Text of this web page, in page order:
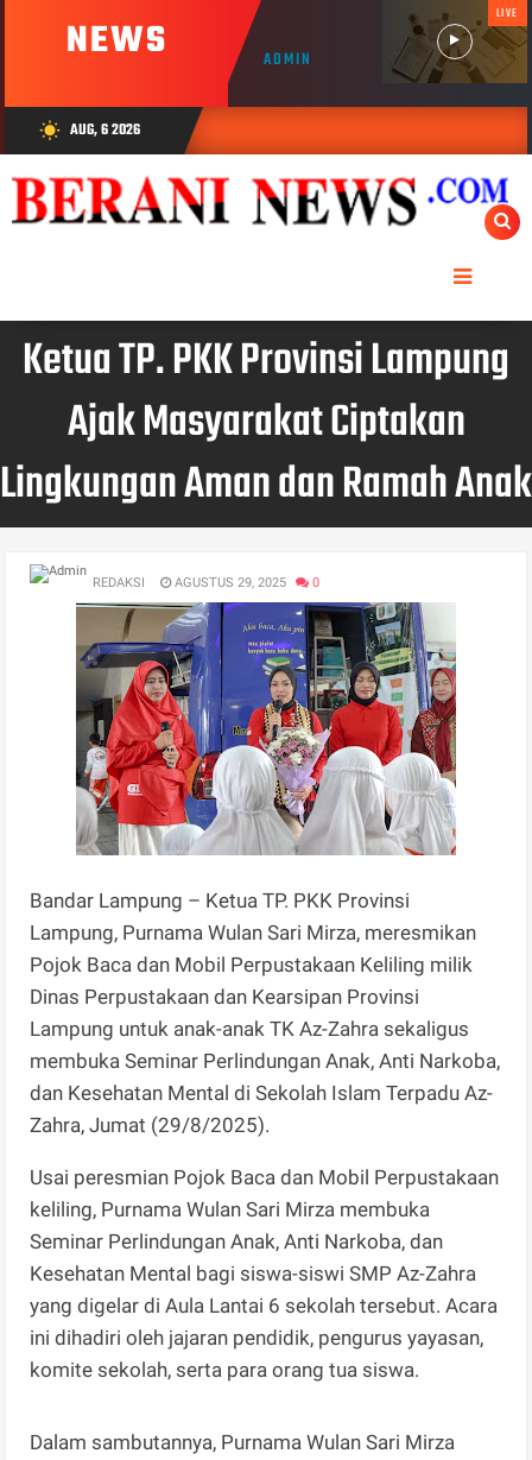
NEWS ADMIN
LIVE
wb_sunny AUG, 6 2026
Ketua TP. PKK Provinsi Lampung
Ajak Masyarakat Ciptakan
Lingkungan Aman dan Ramah Anak
REDAKSI AGUSTUS 29, 2025 0
Bandar Lampung – Ketua TP. PKK Provinsi
Lampung, Purnama Wulan Sari Mirza, meresmikan
Pojok Baca dan Mobil Perpustakaan Keliling milik
Dinas Perpustakaan dan Kearsipan Provinsi
Lampung untuk anak-anak TK Az-Zahra sekaligus
membuka Seminar Perlindungan Anak, Anti Narkoba,
dan Kesehatan Mental di Sekolah Islam Terpadu Az-
Zahra, Jumat (29/8/2025).
Usai peresmian Pojok Baca dan Mobil Perpustakaan
keliling, Purnama Wulan Sari Mirza membuka
Seminar Perlindungan Anak, Anti Narkoba, dan
Kesehatan Mental bagi siswa-siswi SMP Az-Zahra
yang digelar di Aula Lantai 6 sekolah tersebut. Acara
ini dihadiri oleh jajaran pendidik, pengurus yayasan,
komite sekolah, serta para orang tua siswa.
Dalam sambutannya, Purnama Wulan Sari Mirza